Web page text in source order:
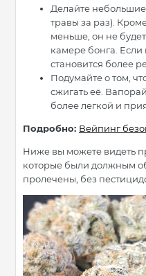
Делайте
травы за раз).
меньше, он не
камере бонга. Если
становится более
Подумайте о том,
сжигать её.
более легкой и
Подробно: Вейпинг
Ниже вы можете видеть
которые были должным
пролечены, без